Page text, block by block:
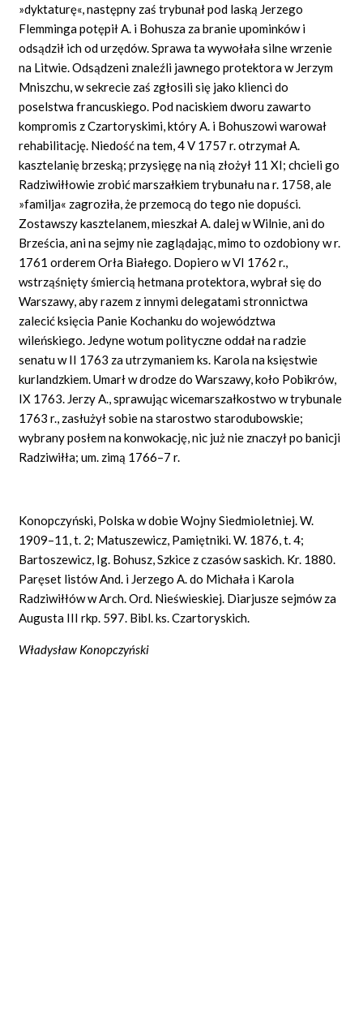
»dyktaturę«, następny zaś trybunał pod laską Jerzego
Flemminga potępił A. i Bohusza za branie upominków i
odsądził ich od urzędów. Sprawa ta wywołała silne wrzenie
na Litwie. Odsądzeni znaleźli jawnego protektora w Jerzym
Mniszchu, w sekrecie zaś zgłosili się jako klienci do
poselstwa francuskiego. Pod naciskiem dworu zawarto
kompromis z Czartoryskimi, który A. i Bohuszowi warował
rehabilitację. Niedość na tem, 4 V 1757 r. otrzymał A.
kasztelanię brzeską; przysięgę na nią złożył 11 XI; chcieli go
Radziwiłłowie zrobić marszałkiem trybunału na r. 1758, ale
»familja« zagroziła, że przemocą do tego nie dopuści.
Zostawszy kasztelanem, mieszkał A. dalej w Wilnie, ani do
Brześcia, ani na sejmy nie zaglądając, mimo to ozdobiony w r.
1761 orderem Orła Białego. Dopiero w VI 1762 r.,
wstrząśnięty śmiercią hetmana protektora, wybrał się do
Warszawy, aby razem z innymi delegatami stronnictwa
zalecić księcia Panie Kochanku do województwa
wileńskiego. Jedyne wotum polityczne oddał na radzie
senatu w II 1763 za utrzymaniem ks. Karola na księstwie
kurlandzkiem. Umarł w drodze do Warszawy, koło Pobikrów,
IX 1763. Jerzy A., sprawując wicemarszałkostwo w trybunale
1763 r., zasłużył sobie na starostwo starodubowskie;
wybrany posłem na konwokację, nic już nie znaczył po banicji
Radziwiłła; um. zimą 1766–7 r.
Konopczyński, Polska w dobie Wojny Siedmioletniej. W.
1909–11, t. 2; Matuszewicz, Pamiętniki. W. 1876, t. 4;
Bartoszewicz, Ig. Bohusz, Szkice z czasów saskich. Kr. 1880.
Paręset listów And. i Jerzego A. do Michała i Karola
Radziwiłłów w Arch. Ord. Nieświeskiej. Diarjusze sejmów za
Augusta III rkp. 597. Bibl. ks. Czartoryskich.
Władysław Konopczyński